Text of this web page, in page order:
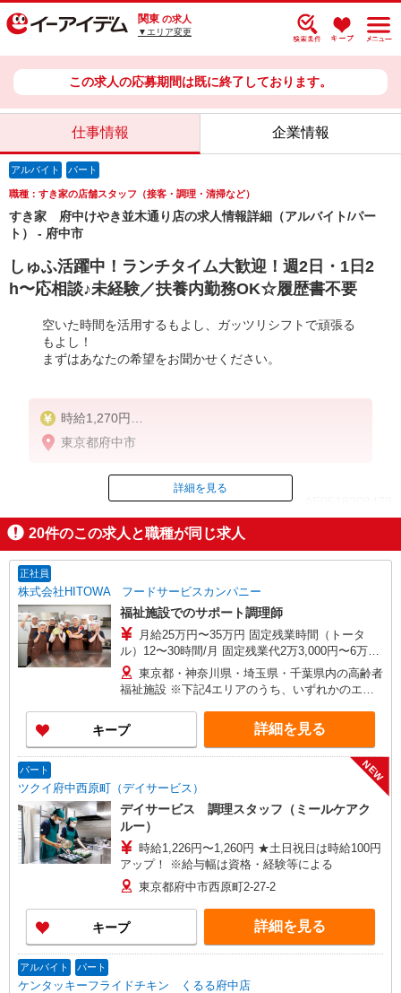
関東 の求人
▼エリア変更
この求人の応募期間は既に終了しております。
仕事情報 企業情報
アルバイト パート
職種：すき家の店舗スタッフ（接客・調理・清掃など）
すき家 府中けやき並木通り店の求人情報詳細（アルバイト/パー
ト） - 府中市
しゅふ活躍中！ランチタイム大歓迎！週2日・1日2
h〜応相談♪未経験／扶養内勤務OK☆履歴書不要
空いた時間を活用するもよし、ガッツリシフトで頑張る
もよし！
まずはあなたの希望をお聞かせください。
時給1,270円
※22:00〜翌5:00：時給1,588円
※高校生時給1,226円
東京都府中市
ID：AE0518308479
掲載期間終了
詳細を見る
20件のこの求人と職種が同じ求人
正社員
株式会社HITOWA フードサービスカンパニー
福祉施設でのサポート調理師
月給25万円〜35万円 固定残業時間（トータ
ル）12〜30時間/月 固定残業代2万3,000円〜6万
3,000円 超過分別途支給 ※給与は経験や前職給与
に応じて決定します。 賞与年2回
東京都・神奈川県・埼玉県・千葉県内の高齢者
福祉施設 ※下記4エリアのうち、いずれかのエリ
範囲は、お住まいやご希望を考慮して決定いたし
ますのでご相談ください。 ［1］東京エリア
… 八王子市、立川市、府中市、調布市、狛江市
［2］神奈川エリア …川崎市、横浜市青葉区
［3］千葉エリア … 千葉市緑区、船橋市、市原
市、木更津市、松戸市、柏市、流山市 ［4］埼玉
エリア … さいたま市大宮区、所沢市、入間
市、狭山市、和光市、朝霞市
キープ 詳細を見る
パート
ツクイ府中西原町（デイサービス）
NEW
デイサービス 調理スタッフ（ミールケアク
ルー）
時給1,226円〜1,260円 ★土日祝日は時給100円
アップ！ ※給与幅は資格・経験等による
東京都府中市西原町2-27-2
キープ 詳細を見る
アルバイト パート
ケンタッキーフライドチキン くるる府中店